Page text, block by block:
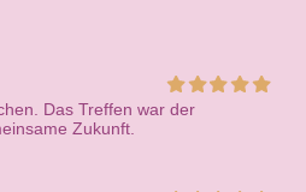
Das Treffen war der
Zukunft.